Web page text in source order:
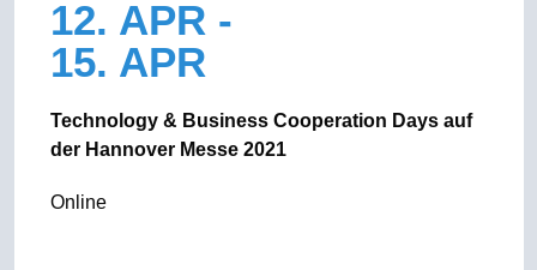
12. APR -
15. APR
Technology & Business Cooperation Days auf
der Hannover Messe 2021
Online